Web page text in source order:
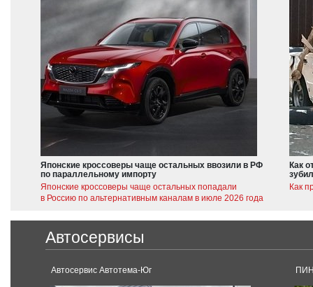
Японские кроссоверы чаще остальных ввозили в РФ
по параллельному импорту
Японские кроссоверы чаще остальных попадали
в Россию по альтернативным каналам в июле 2026 года
Как
Как
Автосервисы
Автосервис Автотема-Юг